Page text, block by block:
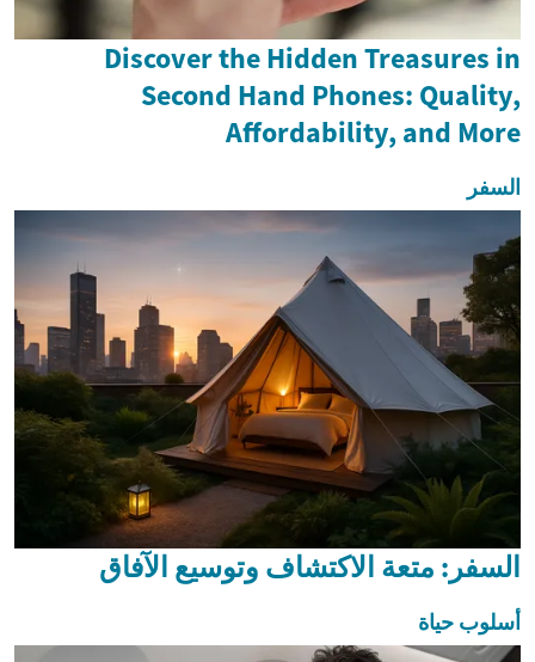
Discover the Hidden Treasures in
Second Hand Phones: Quality,
Affordability, and More
السفر
السفر: متعة الاكتشاف وتوسيع الآفاق
أسلوب حياة